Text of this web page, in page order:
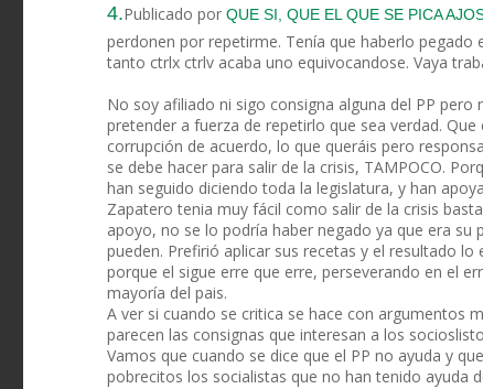
4.Publicado por QUE SI, QUE EL QUE SE PICA
perdonen por repetirme. Tenía que haberlo pegado
tanto ctrlx ctrlv acaba uno equivocandose. Vaya
No soy afiliado ni sigo consigna alguna del PP
pretender a fuerza de repetirlo que sea verdad.
corrupción de acuerdo, lo que queráis pero
se debe hacer para salir de la crisis, TAMPOCO.
han seguido diciendo toda la legislatura, y han
Zapatero tenia muy fácil como salir de la crisis
apoyo, no se lo podría haber negado ya que era su
pueden. Prefirió aplicar sus recetas y el resultado
porque el sigue erre que erre, perseverando en el
mayoría del pais.
A ver si cuando se critica se hace con argumentos
parecen las consignas que interesan a los
Vamos que cuando se dice que el PP no ayuda y
pobrecitos los socialistas que no han tenido ayuda